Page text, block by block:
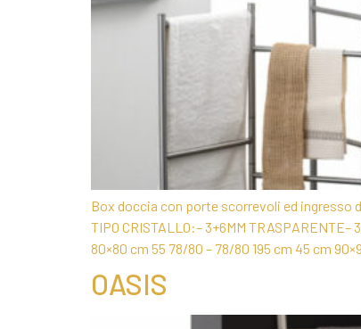
Box doccia con porte scorrevoli ed ingresso
TIPO CRISTALLO:– 3+6MM
80×80 cm 55 78/80 – 78/80 195 cm 45 cm
OASIS